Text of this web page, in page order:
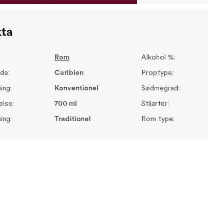
Rom
Caribien
Konventionel
700 ml
Traditionel
Alkohol %:
Proptype:
Sødmegrad:
Stilarter:
Rom type: